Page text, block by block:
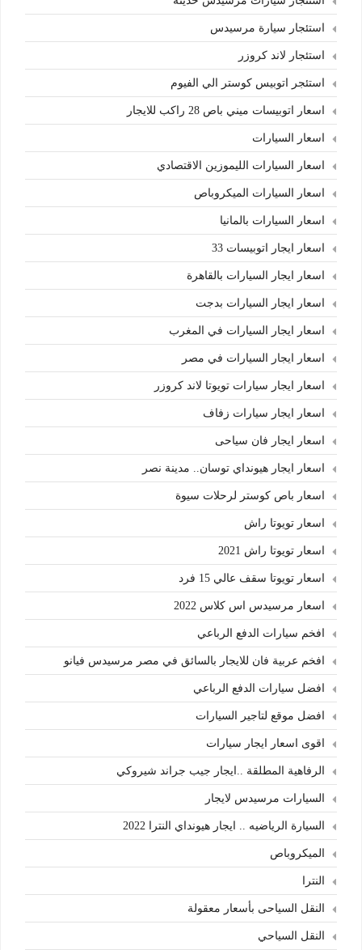
استئجار سيارة مرسيدس
استئجار لاند كروزر
استئجر اتوبيس كوستر الي الفيوم
اسعار اتوبيسات ميني باص 28 راكب للايجار
اسعار السيارات
اسعار السيارات الليموزين الاقتصادي
اسعار السيارات الميكروباص
اسعار السيارات بالمانيا
اسعار ايجار اتوبيسات 33
اسعار ايجار السيارات بالقاهرة
اسعار ايجار السيارات بدجت
اسعار ايجار السيارات في المغرب
اسعار ايجار السيارات في مصر
اسعار ايجار سيارات تويوتا لاند كروزر
اسعار ايجار سيارات زفاف
اسعار ايجار فان سياحى
اسعار ايجار هيونداي توسان.. مدينة نصر
اسعار باص كوستر لرحلات سيوة
اسعار تويوتا راش
اسعار تويوتا راش 2021
اسعار تويوتا سقف عالي 15 فرد
اسعار مرسيدس اس كلاس 2022
افخم سيارات الدفع الرباعي
افخم عربية فان للايجار بالسائق في مصر مرسيدس فيانو
افضل سيارات الدفع الرباعي
افضل موقع لتاجير السيارات
اقوى اسعار ايجار سيارات
الرفاهية المطلقة ..ايجار جيب جراند شيروكي
السيارات مرسيدس لايجار
السيارة الرياضيه .. ايجار هيونداي النترا 2022
الميكروباص
النترا
النقل السياحى بأسعار معقولة
النقل السياحي